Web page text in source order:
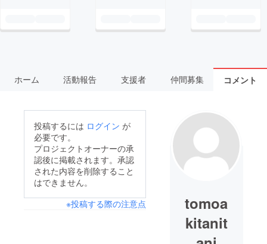
ホーム 活動報告 支援者 仲間募集 コメント
投稿するには ログイン が
必要です。
プロジェクトオーナーの承
認後に掲載されます。承認
された内容を削除すること
はできません。
※投稿する際の注意点
tomoa
kitanit